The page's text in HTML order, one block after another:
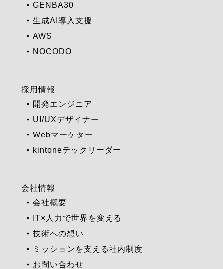
GENBA30
生成AI導入支援
AWS
NOCODO
採用情報
開発エンジニア
UI/UXデザイナー
Webマーケター
kintoneテックリーダー
会社情報
会社概要
IT×人力で世界を変える
技術への想い
ミッションを支える社内制度
お問い合わせ